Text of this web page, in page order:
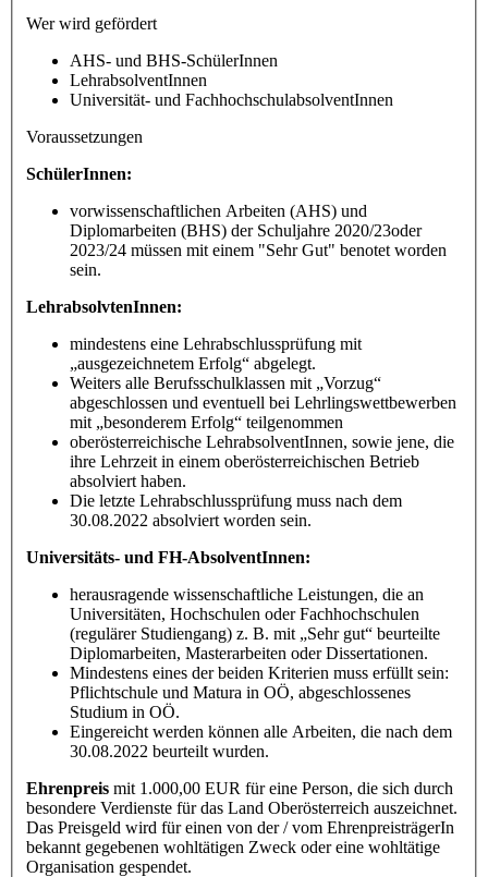
Wer wird gefördert
AHS- und BHS-SchülerInnen
LehrabsolventInnen
Universität- und FachhochschulabsolventInnen
Voraussetzungen
SchülerInnen:
vorwissenschaftlichen Arbeiten (AHS) und
Diplomarbeiten (BHS) der Schuljahre 2020/23oder
2023/24 müssen mit einem "Sehr Gut" benotet worden
sein.
LehrabsolvtenInnen:
mindestens eine Lehrabschlussprüfung mit
„ausgezeichnetem Erfolg“ abgelegt.
Weiters alle Berufsschulklassen mit „Vorzug“
abgeschlossen und eventuell bei Lehrlingswettbewerben
mit „besonderem Erfolg“ teilgenommen
oberösterreichische LehrabsolventInnen, sowie jene, die
ihre Lehrzeit in einem oberösterreichischen Betrieb
absolviert haben.
Die letzte Lehrabschlussprüfung muss nach dem
30.08.2022 absolviert worden sein.
Universitäts- und FH-AbsolventInnen:
herausragende wissenschaftliche Leistungen, die an
Universitäten, Hochschulen oder Fachhochschulen
(regulärer Studiengang) z. B. mit „Sehr gut“ beurteilte
Diplomarbeiten, Masterarbeiten oder Dissertationen.
Mindestens eines der beiden Kriterien muss erfüllt sein:
Pflichtschule und Matura in OÖ, abgeschlossenes
Studium in OÖ.
Eingereicht werden können alle Arbeiten, die nach dem
30.08.2022 beurteilt wurden.
Ehrenpreis mit 1.000,00 EUR für eine Person, die sich durch
besondere Verdienste für das Land Oberösterreich auszeichnet.
Das Preisgeld wird für einen von der / vom EhrenpreisträgerIn
bekannt gegebenen wohltätigen Zweck oder eine wohltätige
Organisation gespendet.